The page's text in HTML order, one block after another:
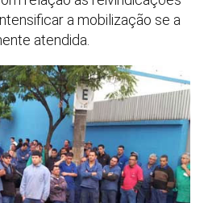
a mobilização se a
atendida.